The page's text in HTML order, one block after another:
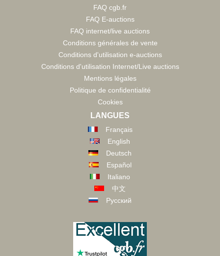
FAQ cgb.fr
FAQ E-auctions
FAQ internet/live auctions
Conditions générales de vente
Conditions d'utilisation e-auctions
Conditions d'utilisation Internet/Live auctions
Mentions légales
Politique de confidentialité
Cookies
LANGUES
Français
English
Deutsch
Español
Italiano
中文
Русский